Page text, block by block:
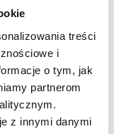
treści
i
o tym, jak
partnerom
z innymi danymi